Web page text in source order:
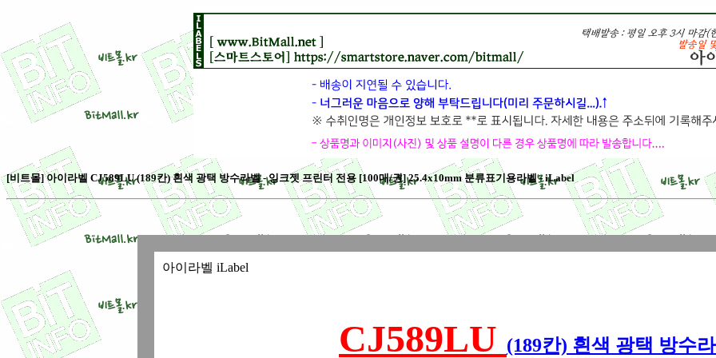
[비트몰] 아이라벨 CJ589LU (189칸) 흰색 광택 방수라벨 - 잉크젯 프린터 전용 [100매/권] 25.4x10mm 분류표기용라벨 - iLabel
아이라벨 iLabel
CJ589LU (189칸) 흰색 광택 방수